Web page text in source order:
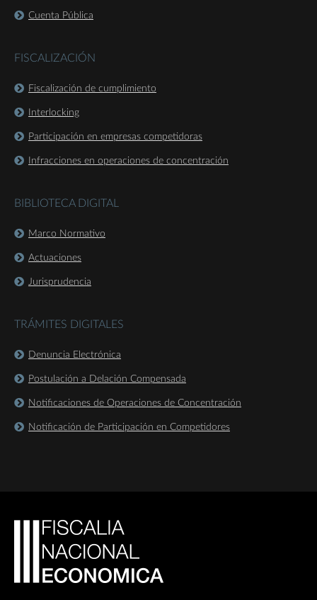
Cuenta Pública
FISCALIZACIÓN
Fiscalización de cumplimiento
Interlocking
Participación en empresas competidoras
Infracciones en operaciones de concentración
BIBLIOTECA DIGITAL
Marco Normativo
Actuaciones
Jurisprudencia
TRÁMITES DIGITALES
Denuncia Electrónica
Postulación a Delación Compensada
Notificaciones de Operaciones de Concentración
Notificación de Participación en Competidores